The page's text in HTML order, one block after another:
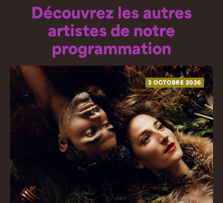
Découvrez les autres
artistes de notre
programmation
3 OCTOBRE 2026